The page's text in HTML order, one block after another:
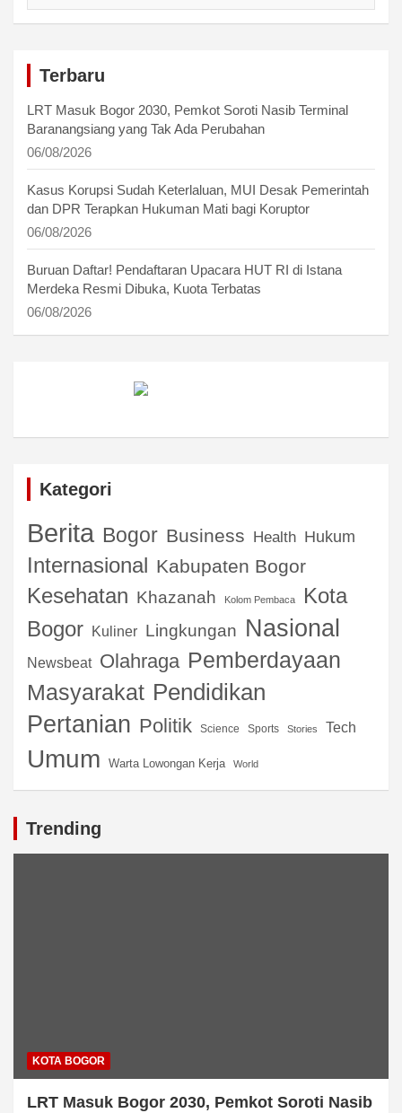
Terbaru
LRT Masuk Bogor 2030, Pemkot Soroti Nasib Terminal
Baranangsiang yang Tak Ada Perubahan
06/08/2026
Kasus Korupsi Sudah Keterlaluan, MUI Desak Pemerintah
dan DPR Terapkan Hukuman Mati bagi Koruptor
06/08/2026
Buruan Daftar! Pendaftaran Upacara HUT RI di Istana
Merdeka Resmi Dibuka, Kuota Terbatas
06/08/2026
Kategori
Berita Bogor Business Health Hukum
Internasional Kabupaten Bogor
Kesehatan Khazanah Kolom Pembaca
Kota
Bogor
Kuliner Lingkungan Nasional
Newsbeat Olahraga Pemberdayaan
Masyarakat Pendidikan
Pertanian Politik Science Sports Stories Tech
Umum Warta Lowongan Kerja World
Trending
KOTA BOGOR
LRT Masuk Bogor 2030, Pemkot Soroti Nasib